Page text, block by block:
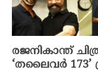
രജനികാന്ത്
‘തലൈവർ 173’